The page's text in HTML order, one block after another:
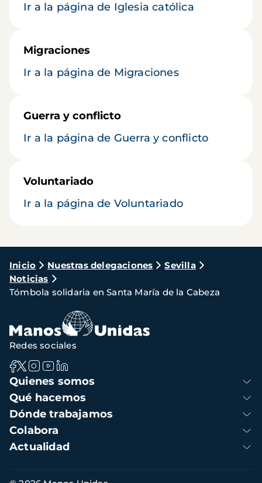
Ir a la página de Iglesia católica
Migraciones
Ir a la página de Migraciones
Guerra y conflicto
Ir a la página de Guerra y conflicto
Voluntariado
Ir a la página de Voluntariado
Ruta
de
navegación
Inicio Nuestras delegaciones
Sevilla
Noticias
Tómbola solidaria en Santa María de la Cabeza
Navegación
principal
Quienes somos
Qué hacemos
Dónde trabajamos
Colabora
Actualidad
Redes sociales